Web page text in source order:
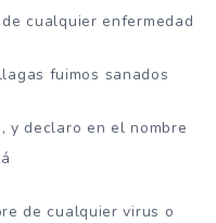
cualquier enfermedad
fuimos sanados
y declaro en el nombre
de cualquier virus o